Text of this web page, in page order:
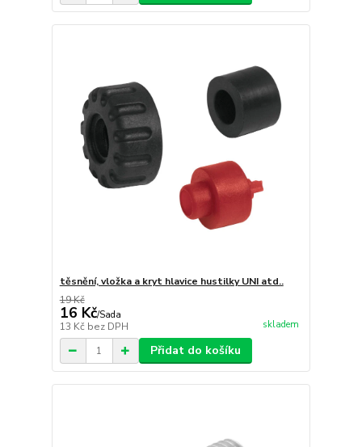
těsnění, vložka a kryt hlavice hustilky UNI atd..
19 Kč
16 Kč/Sada
13 Kč bez DPH skladem
Přidat do košíku